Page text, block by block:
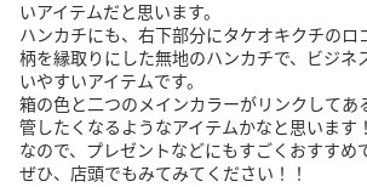
いアイテムだと思います。
ハンカチにも、右下部分にタケオキクチのロ
柄を縁取りにした無地のハンカチで、ビジネ
いやすいアイテムです。
箱の色と二つのメインカラーがリンクしてあ
管したくなるようなアイテムかなと思います！
なので、プレゼントなどにもすごくおすすめ
ぜひ、店頭でもみてみてください！！